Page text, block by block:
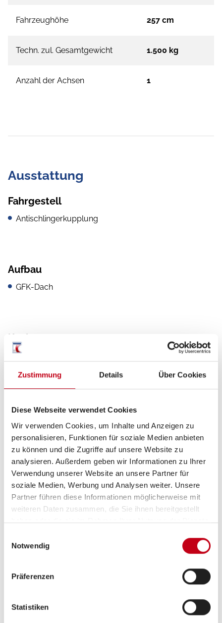
Zustimmung Details Über Cookies
Diese Webseite verwendet Cookies
Wir verwenden Cookies, um Inhalte und Anzeigen zu
personalisieren, Funktionen für soziale Medien anbieten
zu können und die Zugriffe auf unsere Website zu
analysieren. Außerdem geben wir Informationen zu Ihrer
Verwendung unserer Website an unsere Partner für
soziale Medien, Werbung und Analysen weiter. Unsere
Partner führen diese Informationen möglicherweise mit
weiteren Daten zusammen, die Sie ihnen bereitgestellt
haben oder die sie im Rahmen Ihrer Nutzung der Dienste
Notwendig
Präferenzen
Statistiken
Fahrzeughöhe 257 cm
Techn. zul. Gesamtgewicht 1.500 kg
Anzahl der Achsen 1
Ausstattung
Fahrgestell
Antischlingerkupplung
Aufbau
GFK-Dach
Küche
3-Flammkocher
Grundrissbeschreibung
Doppel-/franz. Bett, Etagenbett ab 6 Schlafplätze